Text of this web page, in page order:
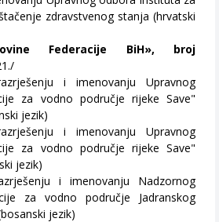
zdravstvenog stanja (hrvatski
Federacije BiH», broj
i imenovanju Upravnog
za vodno područje rijeke Save"
jezik)
i imenovanju Upravnog
za vodno područje rijeke Save"
jezik)
i imenovanju Nadzornog
za vodno područje Jadranskog
jezik)